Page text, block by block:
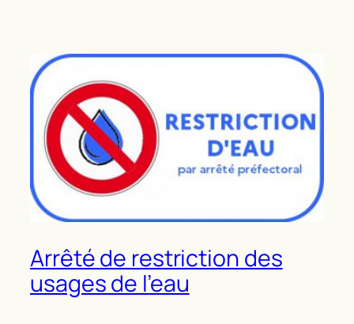
Arrêté de restriction des
usages de l’eau